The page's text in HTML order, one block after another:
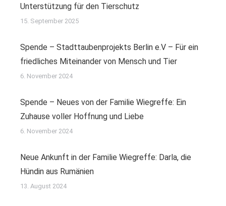
Unterstützung für den Tierschutz
15. September 2025
Spende – Stadttaubenprojekts Berlin e.V – Für ein
friedliches Miteinander von Mensch und Tier
6. November 2024
Spende – Neues von der Familie Wiegreffe: Ein
Zuhause voller Hoffnung und Liebe
6. November 2024
Neue Ankunft in der Familie Wiegreffe: Darla, die
Hündin aus Rumänien
13. August 2024